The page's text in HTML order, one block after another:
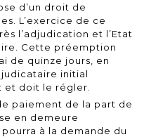
d’un droit de
L’exercice de ce
l’adjudication et l’Etat
Cette préemption
de quinze jours, en
initial
et doit le régler.
paiement de la part de
en demeure
pourra à la demande du